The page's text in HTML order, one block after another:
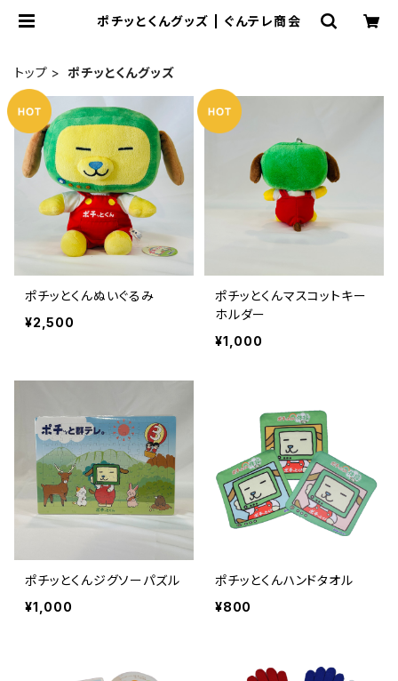
ポチッとくんグッズ | ぐんテレ商会
トップ ポチッとくんグッズ
ポチッとくんぬいぐるみ
¥2,500
ポチッとくんマスコットキー
ホルダー
¥1,000
ポチッとくんジグソーパズル
¥1,000
ポチッとくんハンドタオル
¥800